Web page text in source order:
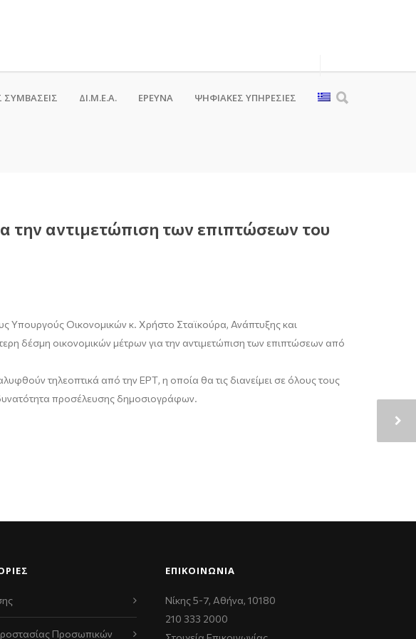
ΔΙ.Μ.Ε.Α. ΕΡΕΥΝΑ ΨΗΦΙΑΚΈΣ ΥΠΗΡΕΣΊΕΣ
την αντιμετώπιση των επιπτώσεων του
Υπουργούς Οικονομικών κ. Χρήστο Σταϊκούρα, Ανάπτυξης και
δέσμη οικονομικών μέτρων για την αντιμετώπιση των επιπτώσεων από
τηλεοπτικά από την ΕΡΤ, η οποία θα τις διανείμει σε όλους τους
προσέλευσης δημοσιογράφων.
Προσωπικών
ΕΠΙΚΟΙΝΩΝΊΑ
Νίκης 5-7, Αθήνα, 10180
210 333 2000